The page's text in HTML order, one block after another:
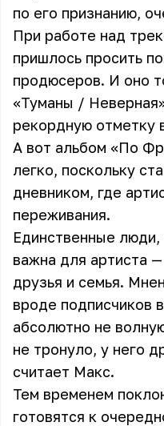
по его признанию,
При работе над
пришлось просить
продюсеров. И оно
«Туманы /
рекордную отметку
А вот альбом «По
легко, поскольку
дневником, где
переживания.
Единственные люди,
важна для артиста
друзья и семья.
вроде подписчиков
абсолютно не
не тронуло, у него
считает Макс.
Тем временем
готовятся к